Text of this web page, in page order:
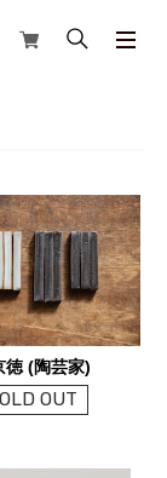
徳 (陶芸家)
OUT